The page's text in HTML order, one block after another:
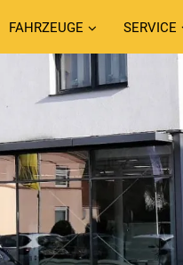
FAHRZEUGE SERVICE